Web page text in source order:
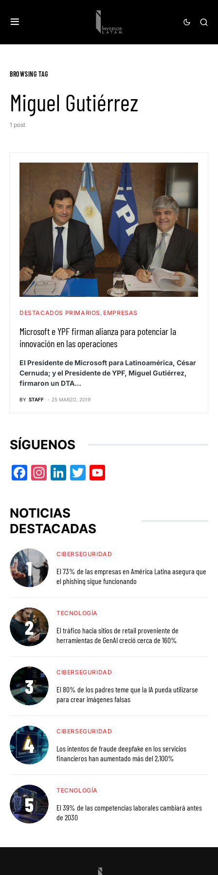
BROWSING TAG
Miguel Gutiérrez
1 post
DESTACADOS PRIMARIOS EMPRESAS
Microsoft e YPF firman alianza para potenciar la
innovación en las operaciones
El Presidente de Microsoft para Latinoamérica, César
Cernuda; y el Presidente de YPF, Miguel Gutiérrez,
firmaron un DTA…
BY STAFF 25 MARZO, 2019
SÍGUENOS
Facebook
Instagram
LinkedIn
Twitter
NOTICIAS
DESTACADAS
CIBERSEGURIDAD
El 73% de las empresas en América Latina asegura que
el phishing sigue funcionando
TECNOLOGÍA
El tráfico hacia sitios de retail proveniente de
herramientas de GenAI creció cerca de 160%
CIBERSEGURIDAD
El 80% de los padres teme que la IA pueda utilizarse
para crear imágenes falsas
CIBERSEGURIDAD
Los intentos de fraude deepfake en los servicios
financieros han aumentado más del 2,100%
TECNOLOGÍA
El 39% de las competencias laborales cambiará antes
de 2030